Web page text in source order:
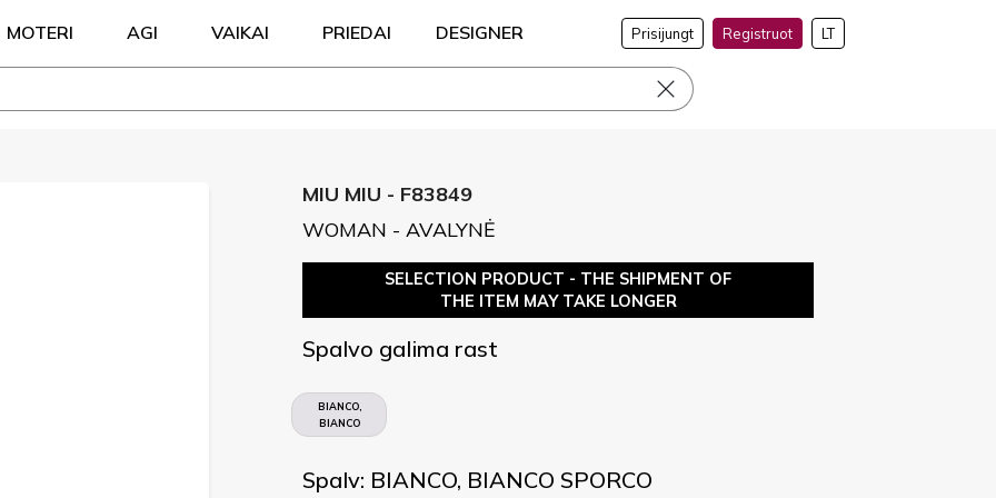
MOTERI AGI VAIKAI PRIEDAI DESIGNER Prisijungt Registruot LT
MIU MIU - F83849
WOMAN - AVALYNĖ
SELECTION PRODUCT - THE SHIPMENT OF
THE ITEM MAY TAKE LONGER
Spalvo galima rast
BIANCO,
BIANCO
SPORCO
Spalv: BIANCO, BIANCO SPORCO